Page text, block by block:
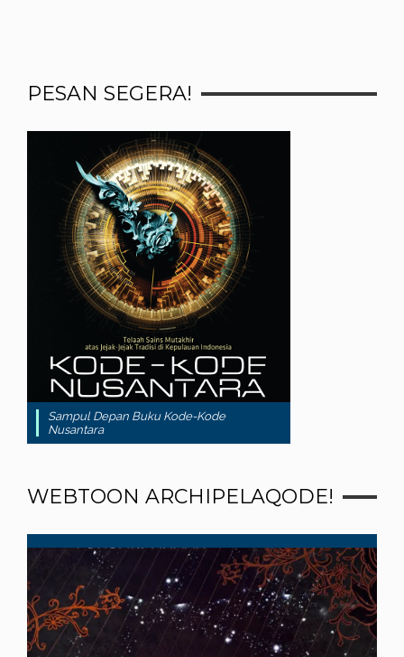
PESAN SEGERA!
Sampul Depan Buku Kode-Kode
Nusantara
WEBTOON ARCHIPELAQODE!